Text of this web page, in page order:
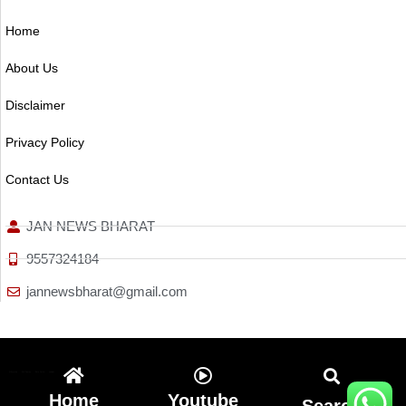
Home
About Us
Disclaimer
Privacy Policy
Contact Us
JAN NEWS BHARAT
9557324184
jannewsbharat@gmail.com
Home Youtube